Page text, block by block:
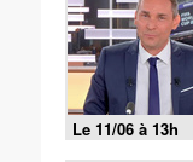
Le 11/06 à 13h